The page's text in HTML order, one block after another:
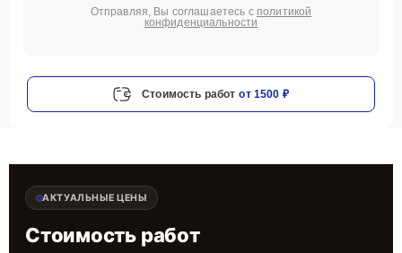
Отправляя, Вы соглашаетесь с политикой
конфиденциальности
Стоимость работ от 1500 ₽
АКТУАЛЬНЫЕ ЦЕНЫ
Стоимость работ